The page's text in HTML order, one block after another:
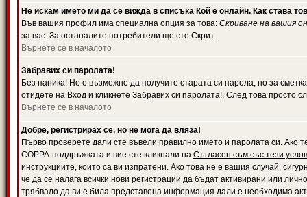
Не искам името ми да се вижда в списъка Кой е онлайн. Как става
Във вашия профил има специална опция за това: Скриване на вашия
за вас. За останалите потребители ще сте Скрит.
Върнете се в началото
Забравих си паролата!
Без паника! Не е възможно да получите старата си парола, но за
отидете на Вход и кликнете Забравих си паролата!. След това просто
Върнете се в началото
Добре, регистрирах се, но не мога да вляза!
Първо проверете дали сте въвели правилно името и паролата си. Ако
COPPA-поддръжката и вие сте кликнали на Съгласен съм със тези
инструкциите, които са ви изпратени. Ако това не е вашия случай,
че да се налага всички нови регистрации да бъдат активирани или
трябвало да ви е била представена информация дали е необходима